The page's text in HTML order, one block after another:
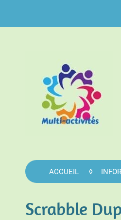
ACCUEIL
Scrabble